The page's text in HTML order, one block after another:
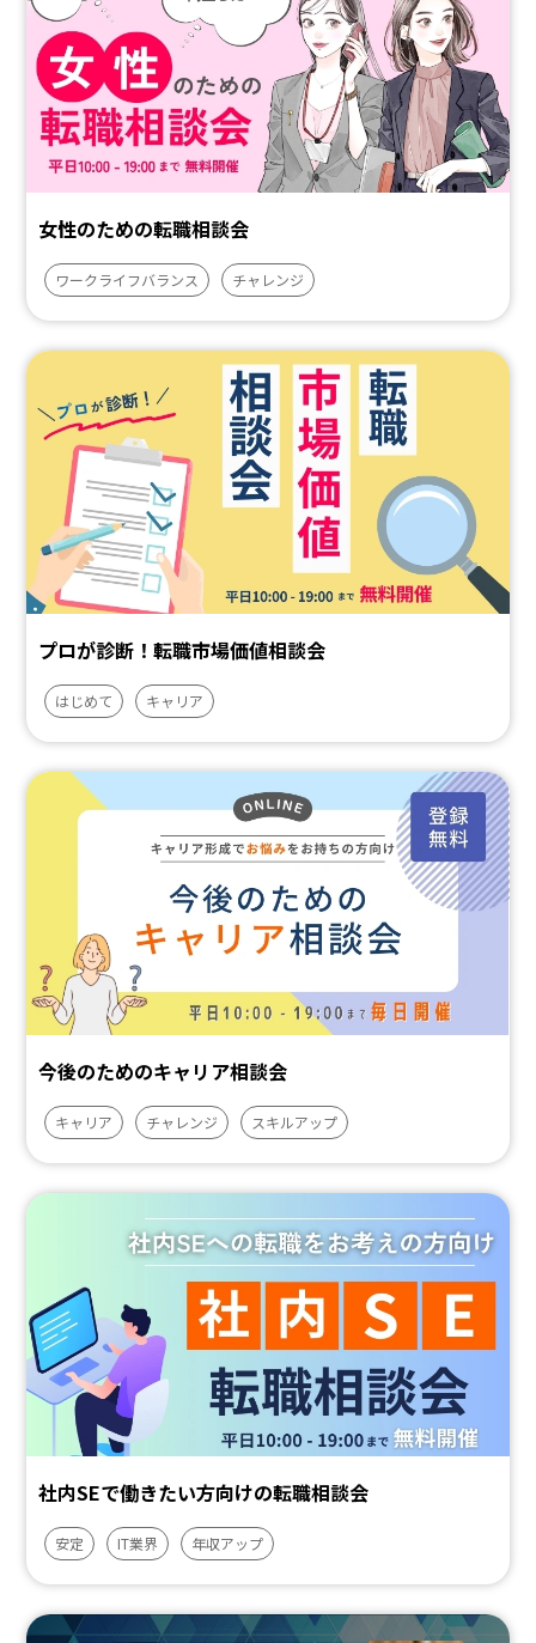
女性のための転職相談会
ワークライフバランス チャレンジ
プロが診断！転職市場価値相談会
はじめて キャリア
今後のためのキャリア相談会
キャリア チャレンジ スキルアップ
社内SEで働きたい方向けの転職相談会
安定 IT業界 年収アップ